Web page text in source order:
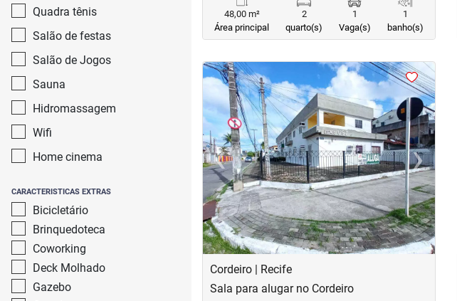
Quadra tênis
Salão de festas
Salão de Jogos
Sauna
Hidromassagem
Wifi
Home cinema
CARACTERISTICAS EXTRAS
Bicicletário
Brinquedoteca
Coworking
Deck Molhado
Gazebo
48,00 m²
Área principal
2
quarto(s)
1
Vaga(s)
1
banho(s)
<<<<
‹Previous ›Next
Cordeiro | Recife
Sala para alugar no Cordeiro